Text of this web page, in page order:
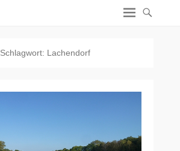
Schlagwort: Lachendorf